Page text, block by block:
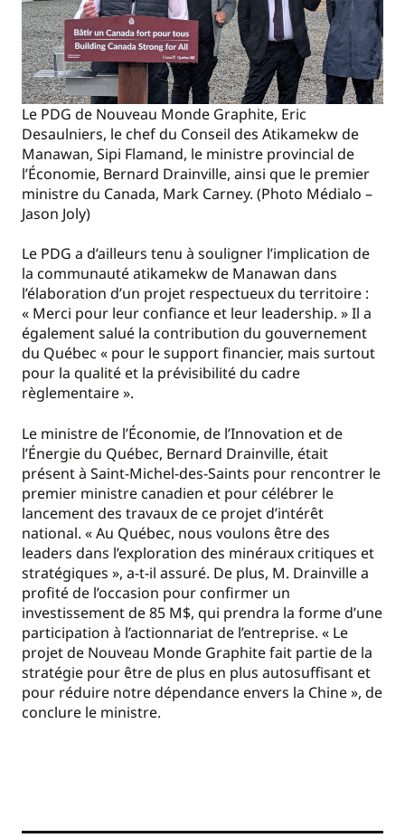
Le PDG de Nouveau Monde Graphite, Eric
Desaulniers, le chef du Conseil des Atikamekw de
Manawan, Sipi Flamand, le ministre provincial de
l’Économie, Bernard Drainville, ainsi que le premier
ministre du Canada, Mark Carney. (Photo Médialo –
Jason Joly)
Le PDG a d’ailleurs tenu à souligner l’implication de
la communauté atikamekw de Manawan dans
l’élaboration d’un projet respectueux du territoire :
« Merci pour leur confiance et leur leadership. » Il a
également salué la contribution du gouvernement
du Québec « pour le support financier, mais surtout
pour la qualité et la prévisibilité du cadre
règlementaire ».
Le ministre de l’Économie, de l’Innovation et de
l’Énergie du Québec, Bernard Drainville, était
présent à Saint-Michel-des-Saints pour rencontrer le
premier ministre canadien et pour célébrer le
lancement des travaux de ce projet d’intérêt
national. « Au Québec, nous voulons être des
leaders dans l’exploration des minéraux critiques et
stratégiques », a-t-il assuré. De plus, M. Drainville a
profité de l’occasion pour confirmer un
investissement de 85 M$, qui prendra la forme d’une
participation à l’actionnariat de l’entreprise. « Le
projet de Nouveau Monde Graphite fait partie de la
stratégie pour être de plus en plus autosuffisant et
pour réduire notre dépendance envers la Chine », de
conclure le ministre.